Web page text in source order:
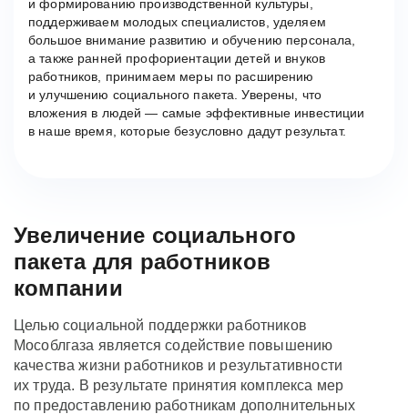
и формированию производственной культуры,
поддерживаем молодых специалистов, уделяем
большое внимание развитию и обучению персонала,
а также ранней профориентации детей и внуков
работников, принимаем меры по расширению
и улучшению социального пакета. Уверены, что
вложения в людей — самые эффективные инвестиции
в наше время, которые безусловно дадут результат.
Увеличение социального
пакета для работников
компании
Целью социальной поддержки работников
Мособлгаза является содействие повышению
качества жизни работников и результативности
их труда. В результате принятия комплекса мер
по предоставлению работникам дополнительных